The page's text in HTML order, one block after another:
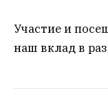
Участие и
наш вклад в